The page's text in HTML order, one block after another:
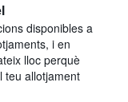
disponibles a
i en
lloc perquè
teu allotjament